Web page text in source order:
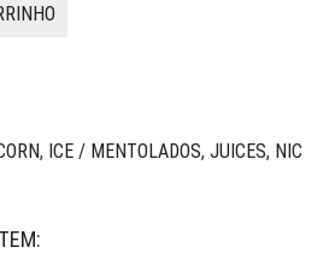
, ICE / MENTOLADOS, JUICES, NIC